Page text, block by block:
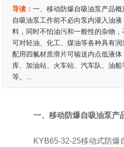
导读：一、移动防爆自吸油泵产品
自吸油泵工作前不必向泵内灌入油
料，同时不怕油污和一般性的杂物
可对轻油、化工、煤油等各种具有润
配用四氟材质滑片可输送内点低液
库、加油站、火车站、汽车队、油
等。...
一、移动防爆自吸油泵产
KYB65-32-25移动式防爆